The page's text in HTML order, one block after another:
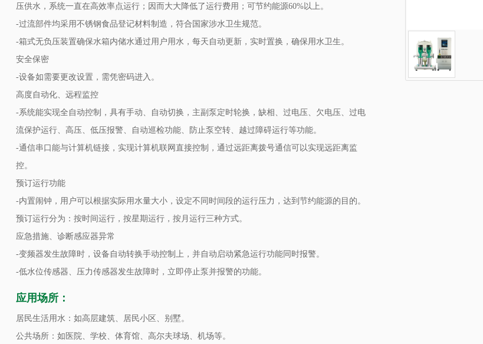
压供水，系统一直在高效率点运行；因而大大降低了运行费用；可节约能源60%以上。
-过流部件均采用不锈钢食品登记材料制造，符合国家涉水卫生规范。
-箱式无负压装置确保水箱内储水通过用户用水，每天自动更新，实时置换，确保用水卫生。
安全保密
-设备如需要更改设置，需凭密码进入。
高度自动化、远程监控
-系统能实现全自动控制，具有手动、自动切换，主副泵定时轮换，缺相、过电压、欠电压、过电
流保护运行、高压、低压报警、自动巡检功能、防止泵空转、越过障碍运行等功能。
-通信串口能与计算机链接，实现计算机联网直接控制，通过远距离拨号通信可以实现远距离监
控。
预订运行功能
-内置闹钟，用户可以根据实际用水量大小，设定不同时间段的运行压力，达到节约能源的目的。
预订运行分为：按时间运行，按星期运行，按月运行三种方式。
应急措施、诊断感应器异常
-变频器发生故障时，设备自动转换手动控制上，并自动启动紧急运行功能同时报警。
-低水位传感器、压力传感器发生故障时，立即停止泵并报警的功能。
应用场所：
居民生活用水：如高层建筑、居民小区、别墅。
公共场所：如医院、学校、体育馆、高尔夫球场、机场等。